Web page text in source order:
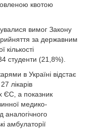
квотою
вимог Закону
за державним
студенти (21,8%).
в Україні відстає
лікарів
ЄС, а показник
медико-
аналогічного
амбулаторії